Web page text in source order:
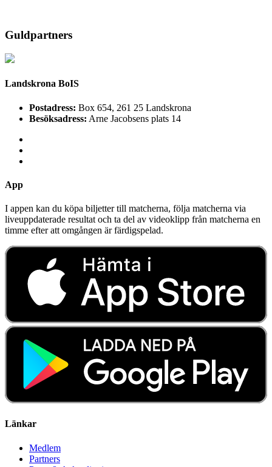
Guldpartners
Landskrona BoIS
Postadress: Box 654, 261 25 Landskrona
Besöksadress: Arne Jacobsens plats 14
App
I appen kan du köpa biljetter till matcherna, följa matcherna via
liveuppdaterade resultat och ta del av videoklipp från matcherna en
timme efter att omgången är färdigspelad.
Länkar
Medlem
Partners